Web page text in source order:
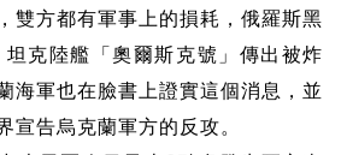
雙方都有軍事上的損耗，俄羅斯黑
克陸艦「奧爾斯克號」傳出被炸
海軍也在臉書上證實這個消息，並
宣告烏克蘭軍方的反攻。